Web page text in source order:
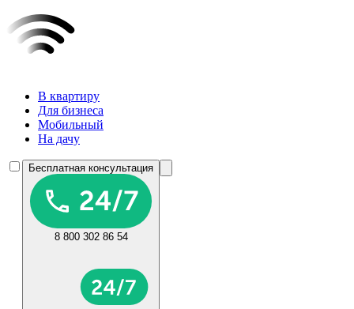
В квартиру
Для бизнеса
Мобильный
На дачу
Бесплатная консультация
8 800 302 86 54